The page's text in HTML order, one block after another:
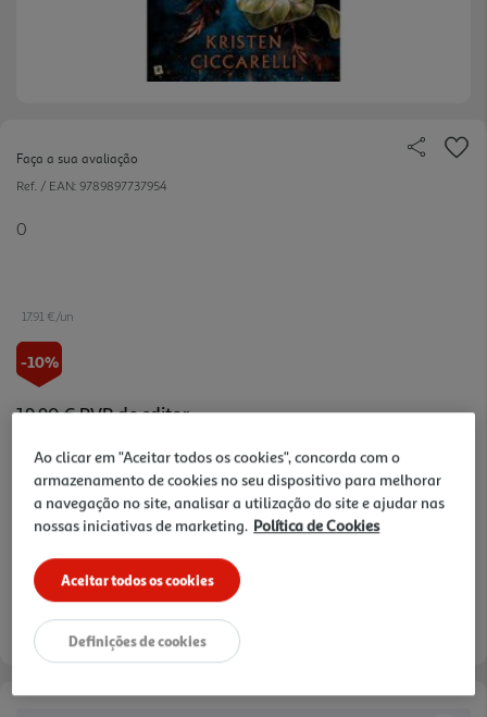
Faça a sua avaliação
Ref. / EAN: 9789897737954
0
17.91 €/un
-10%
19,90 €PVP de editor
Notas de preparação
Ao clicar em "Aceitar todos os cookies", concorda com o
armazenamento de cookies no seu dispositivo para melhorar
a navegação no site, analisar a utilização do site e ajudar nas
nossas iniciativas de marketing. Política de Cookies
Aceitar todos os cookies
Definições de cookies